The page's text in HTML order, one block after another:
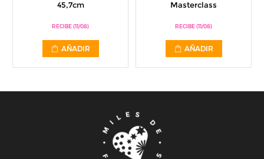
45,7cm
RECIBE (11/08)
AÑADIR
Masterclass
RECIBE (11/08)
AÑADIR